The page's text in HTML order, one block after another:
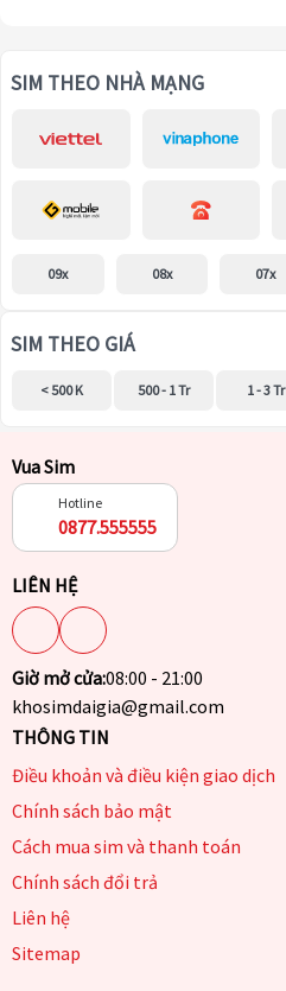
SIM THEO NHÀ MẠNG
09x 08x 07x
SIM THEO GIÁ
< 500 K 500 - 1 Tr 1 - 3 Tr
Vua Sim
Hotline
0877.555555
LIÊN HỆ
Giờ mở cửa:08:00 - 21:00
khosimdaigia@gmail.com
THÔNG TIN
Điều khoản và điều kiện giao dịch
Chính sách bảo mật
Cách mua sim và thanh toán
Chính sách đổi trả
Liên hệ
Sitemap